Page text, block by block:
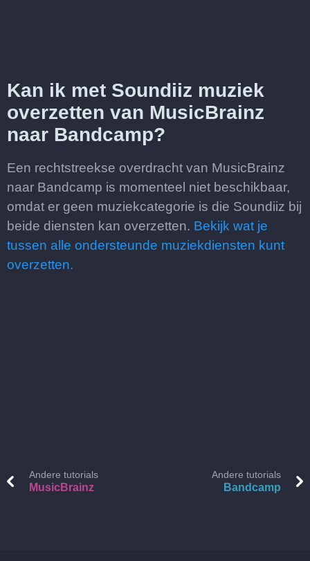
Kan ik met Soundiiz muziek
overzetten van MusicBrainz
naar Bandcamp?
Een rechtstreekse overdracht van MusicBrainz
naar Bandcamp is momenteel niet beschikbaar,
omdat er geen muziekcategorie is die Soundiiz bij
beide diensten kan overzetten. Bekijk wat je
tussen alle ondersteunde muziekdiensten kunt
overzetten.
Andere tutorials
MusicBrainz
Andere tutorials
Bandcamp